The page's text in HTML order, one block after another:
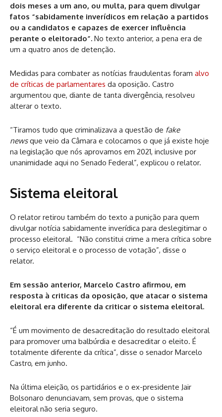
dois meses a um ano, ou multa, para quem divulgar
fatos “sabidamente inverídicos em relação a partidos
ou a candidatos e capazes de exercer influência
perante o eleitorado”. No texto anterior, a pena era de
um a quatro anos de detenção.
Medidas para combater as notícias fraudulentas foram alvo
de críticas de parlamentares da oposição. Castro
argumentou que, diante de tanta divergência, resolveu
alterar o texto.
“Tiramos tudo que criminalizava a questão de fake
newsque veio da Câmara e colocamos o que já existe hoje
na legislação que nós aprovamos em 2021, inclusive por
unanimidade aqui no Senado Federal”, explicou o relator.
Sistema eleitoral
O relator retirou também do texto a punição para quem
divulgar notícia sabidamente inverídica para deslegitimar o
processo eleitoral. “Não constitui crime a mera crítica sobre
o serviço eleitoral e o processo de votação”, disse o
relator.
Em sessão anterior, Marcelo Castro afirmou, em
resposta à criticas da oposição, que atacar o sistema
eleitoral era diferente da criticar o sistema eleitoral.
“É um movimento de desacreditação do resultado eleitoral
para promover uma balbúrdia e desacreditar o eleito. É
totalmente diferente da crítica”, disse o senador Marcelo
Castro, em junho.
Na última eleição, os partidários e o ex-presidente Jair
Bolsonaro denunciavam, sem provas, que o sistema
eleitoral não seria seguro.